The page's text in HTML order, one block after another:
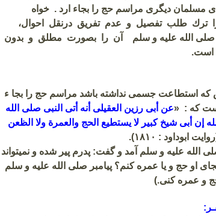
مسلمان دیگری مراسم حج را بجاء ارد . خواه
ترك طلب تفصیل و عدم تفریق درنقل احوال‌،
صلی الله علیه و سلم آن را بصورت مطلق و بدون
است‌.
که استطاعت جسمی نداشته باشد مراسم حج را بجا ء
است که : «عن أبی رزین العقیلی أنه أتی النبی صلی الله
إن أبی شیخ کبیر لا یستطیع الحج والعمرة ولا الظعن
ابوداود : ۱۸۱۰).
الله علیه و سلم آمد و گفت: پدرم پیر شده و نمیتواند
او حج و یا عمره کنم؟ پیامبر صلی الله علیه و سلم
و عمره کنی.)